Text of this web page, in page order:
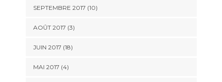
SEPTEMBRE 2017 (10)
AOÛT 2017 (3)
JUIN 2017 (18)
MAI 2017 (4)